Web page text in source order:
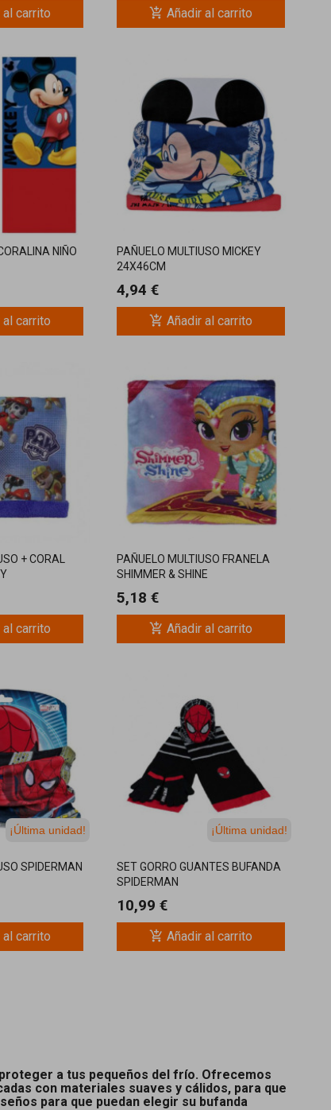
al carrito add_shopping_cart Añadir al carrito
NIÑO
al carrito
PAÑUELO MULTIUSO MICKEY
24X46CM
4,94 €
add_shopping_cart Añadir al carrito
+ CORAL
al carrito
PAÑUELO MULTIUSO FRANELA
SHIMMER & SHINE
5,18 €
add_shopping_cart Añadir al carrito
¡Última unidad!
SPIDERMAN
al carrito
¡Última unidad!
SET GORRO GUANTES BUFANDA
SPIDERMAN
10,99 €
add_shopping_cart Añadir al carrito
a tus pequeños del frío. Ofrecemos
con materiales suaves y cálidos, para que
para que puedan elegir su bufanda